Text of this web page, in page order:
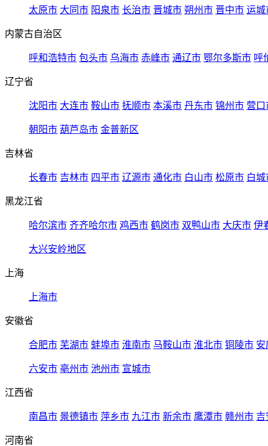
太原市 大同市 阳泉市 长治市 晋城市 朔州市 晋中市 运城
内蒙古自治区
呼和浩特市 包头市 乌海市 赤峰市 通辽市 鄂尔多斯市 呼
辽宁省
沈阳市 大连市 鞍山市 抚顺市 本溪市 丹东市 锦州市 营口
朝阳市 葫芦岛市 金普新区
吉林省
长春市 吉林市 四平市 辽源市 通化市 白山市 松原市 白城
黑龙江省
哈尔滨市 齐齐哈尔市 鸡西市 鹤岗市 双鸭山市 大庆市 伊
大兴安岭地区
上海
上海市
安徽省
合肥市 芜湖市 蚌埠市 淮南市 马鞍山市 淮北市 铜陵市 安
六安市 亳州市 池州市 宣城市
江西省
南昌市 景德镇市 萍乡市 九江市 新余市 鹰潭市 赣州市 吉
河南省